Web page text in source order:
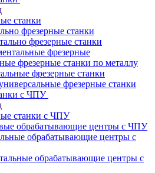
станки
фрезерные станки
фрезерные станки
фрезерные
фрезерные станки по металлу
фрезерные станки
фрезерные станки
с ЧПУ
станки с ЧПУ
обрабатывающие центры с ЧПУ
обрабатывающие центры с
обрабатывающие центры с